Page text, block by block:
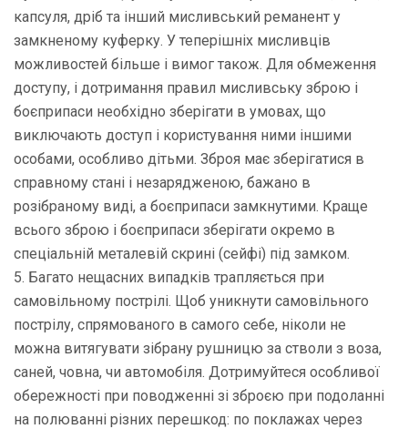
капсуля, дріб та інший мисливський реманент у
замкненому куферку. У теперішніх мисливців
можливостей більше і вимог також. Для обмеження
доступу, і дотримання правил мисливську зброю і
боєприпаси необхідно зберігати в умовах, що
виключають доступ і користування ними іншими
особами, особливо дітьми. Зброя має зберігатися в
справному стані і незарядженою, бажано в
розібраному виді, а боєприпаси замкнутими. Краще
всього зброю і боєприпаси зберігати окремо в
спеціальній металевій скрині (сейфі) під замком.
5. Багато нещасних випадків трапляється при
самовільному пострілі. Щоб уникнути самовільного
пострілу, спрямованого в самого себе, ніколи не
можна витягувати зібрану рушницю за стволи з воза,
саней, човна, чи автомобіля. Дотримуйтеся особливої
обережності при поводженні зі зброєю при подоланні
на полюванні різних перешкод: по поклажах через